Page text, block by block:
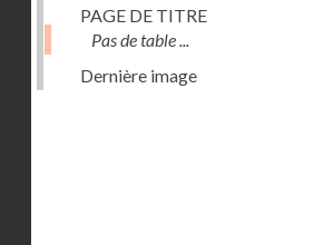
PAGE DE TITRE
Pas de table ...
Dernière image